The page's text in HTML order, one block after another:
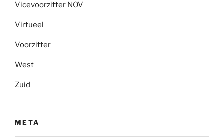
Vicevoorzitter NOV
Virtueel
Voorzitter
West
Zuid
META